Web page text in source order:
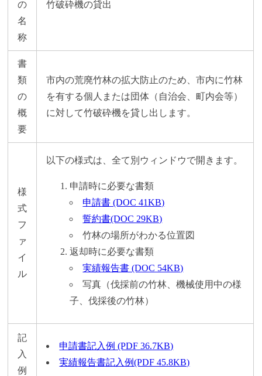
の
名
称
竹破砕機の貸出
書
類
の
概
要
市内の荒廃竹林の拡大防止のため、市内に竹林
を有する個人または団体（自治会、町内会等）
に対して竹破砕機を貸し出します。
様
式
フ
ァ
イ
ル
以下の様式は、全て別ウィンドウで開きます。
申請時に必要な書類
申請書 (DOC 41KB)
誓約書(DOC 29KB)
竹林の場所がわかる位置図
返却時に必要な書類
実績報告書 (DOC 54KB)
写真（伐採前の竹林、機械使用中の様
子、伐採後の竹林）
記
入
例
申請書記入例 (PDF 36.7KB)
実績報告書記入例(PDF 45.8KB)